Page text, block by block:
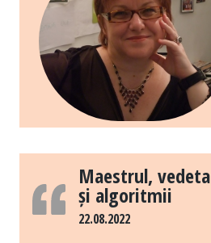
Maestrul, vedeta
și algoritmii
22.08.2022